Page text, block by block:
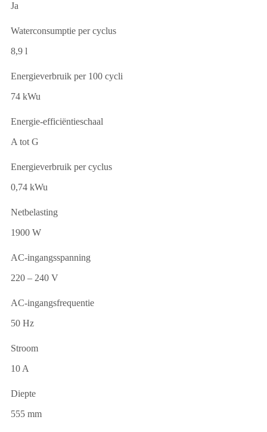
Ja
Waterconsumptie per cyclus
8,9 l
Energieverbruik per 100 cycli
74 kWu
Energie-efficiëntieschaal
A tot G
Energieverbruik per cyclus
0,74 kWu
Netbelasting
1900 W
AC-ingangsspanning
220 – 240 V
AC-ingangsfrequentie
50 Hz
Stroom
10 A
Diepte
555 mm